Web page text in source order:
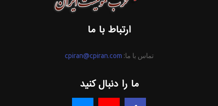
ارتباط با ما
تماس با ما: cpiran@cpiran.com
ما را دنبال کنید